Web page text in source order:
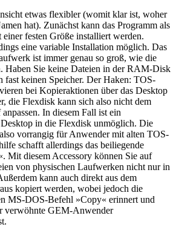
etwas flexibler (womit klar ist, woher
hat). Zunächst kann das Programm als
festen Größe installiert werden.
eine variable Installation möglich. Das
ist immer genau so groß, wie die
Haben Sie keine Dateien in der RAM-Disk
fast keinen Speicher. Der Haken: TOS-
bei Kopieraktionen über das Desktop
die Flexdisk kann sich also nicht dem
In diesem Fall ist ein
in die Flexdisk unmöglich. Die
vorrangig für Anwender mit alten TOS-
schafft allerdings das beiliegende
Mit diesem Accessory können Sie auf
von physischen Laufwerken nicht nur in
kann auch direkt aus dem
kopiert werden, wobei jedoch die
MS-DOS-Befehl »Copy« erinnert und
verwöhnte GEM-Anwender